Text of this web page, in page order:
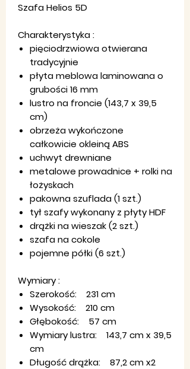
Szafa Helios 5D
Charakterystyka :
pięciodrzwiowa otwierana
tradycyjnie
płyta meblowa laminowana o
grubości 16 mm
lustro na froncie (143,7 x 39,5
cm)
obrzeża wykończone
całkowicie okleiną ABS
uchwyt drewniane
metalowe prowadnice + rolki na
łożyskach
pakowna szuflada (1 szt.)
tył szafy wykonany z płyty HDF
drążki na wieszak (2 szt.)
szafa na cokole
pojemne półki (6 szt.)
Wymiary :
Szerokość: 231 cm
Wysokość: 210 cm
Głębokość: 57 cm
Wymiary lustra: 143,7 cm x 39,5
cm
Długość drążka: 87,2 cm x2